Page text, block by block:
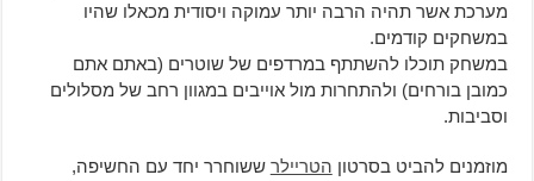
מערכת אשר תהיה הרבה יותר עמוקה ויסודית מכאלו שהיו
במשחקים קודמים.
במשחק תוכלו להשתתף במרדפים של שוטרים (באתם אתם
כמובן בורחים) ולהתחרות מול אוייבים במגוון רחב של מסלולים
וסביבות.
מוזמנים להביט בסרטון הטריילרששוחרר יחד עם החשיפה,